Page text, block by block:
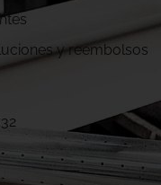
y reembolsos